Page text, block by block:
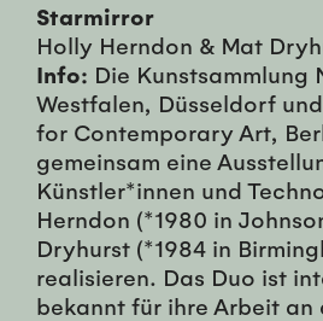
Starmirror
Holly Herndon & Mat
Info: Die Kunstsammlung
Westfalen, Düsseldorf
for Contemporary Art,
gemeinsam eine
Künstler*innen und
Herndon (*1980 in
Dryhurst (*1984 in
realisieren. Das Duo ist
bekannt für ihre Arbeit an